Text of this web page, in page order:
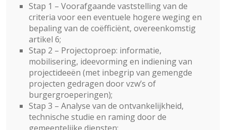
Stap 1 – Voorafgaande vaststelling van de
criteria voor een eventuele hogere weging en
bepaling van de coëfficiënt, overeenkomstig
artikel 6;
Stap 2 – Projectoproep: informatie,
mobilisering, ideevorming en indiening van
projectideeën (met inbegrip van gemengde
projecten gedragen door vzw’s of
burgergroeperingen);
Stap 3 – Analyse van de ontvankelijkheid,
technische studie en raming door de